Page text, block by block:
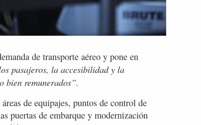
de transporte aéreo y pone en
pasajeros, la accesibilidad y la
bien remunerados”.
de equipajes, puntos de control de
puertas de embarque y modernización